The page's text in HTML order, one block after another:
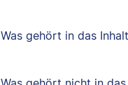
Was gehört in das